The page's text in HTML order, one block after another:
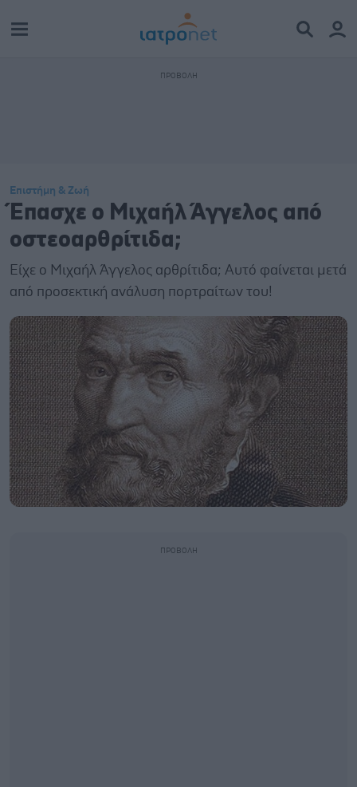
Επιστήμη & Ζωή
Έπασχε ο Μιχαήλ Άγγελος από
οστεοαρθρίτιδα;
Είχε ο Μιχαήλ Άγγελος αρθρίτιδα; Αυτό φαίνεται μετά
από προσεκτική ανάλυση πορτραίτων του!